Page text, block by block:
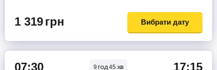
1 319грн Вибрати дату
07:30 9 год45 хв 17:15